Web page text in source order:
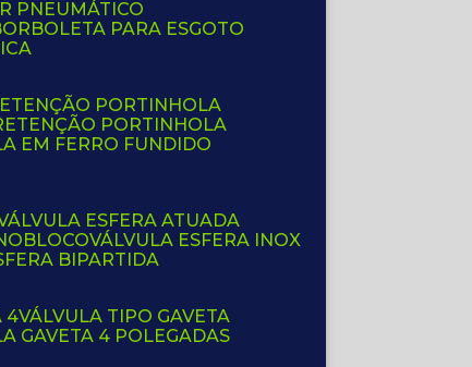
PNEUMÁTICO
PARA ESGOTO
PORTINHOLA
PORTINHOLA
EM FERRO FUNDIDO
VÁLVULA ESFERA ATUADA
VÁLVULA ESFERA INOX
BIPARTIDA
4 VÁLVULA TIPO GAVETA
GAVETA 4 POLEGADAS